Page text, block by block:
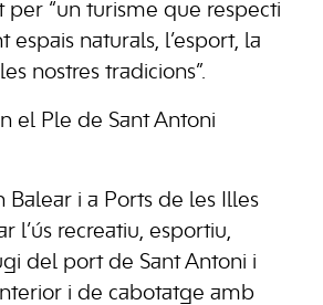
per “un turisme que respecti
espais naturals, l’esport, la
nostres tradicions”.
el Ple de Sant Antoni
Balear i a Ports de les Illes
l’ús recreatiu, esportiu,
del port de Sant Antoni i
i de cabotatge amb